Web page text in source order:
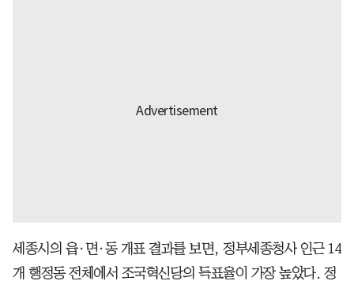
세종시의 읍·면·동 개표 결과를 보면, 정부세종청사 인근 14
개 행정동 전체에서 조국혁신당의 득표율이 가장 높았다. 정